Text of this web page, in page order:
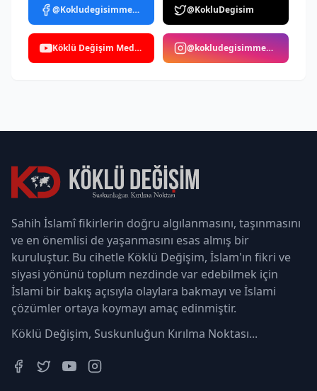
@Kokludegisimmedya @KokluDegisim
Köklü Değişim Medya @kokludegisimmedya
Sahih İslamî fikirlerin doğru algılanmasını, taşınmasını
ve en önemlisi de yaşanmasını esas almış bir
kuruluştur. Bu cihetle Köklü Değişim, İslam'ın fikri ve
siyasi yönünü toplum nezdinde var edebilmek için
İslami bir bakış açısıyla olaylara bakmayı ve İslami
çözümler ortaya koymayı amaç edinmiştir.
Köklü Değişim, Suskunluğun Kırılma Noktası...